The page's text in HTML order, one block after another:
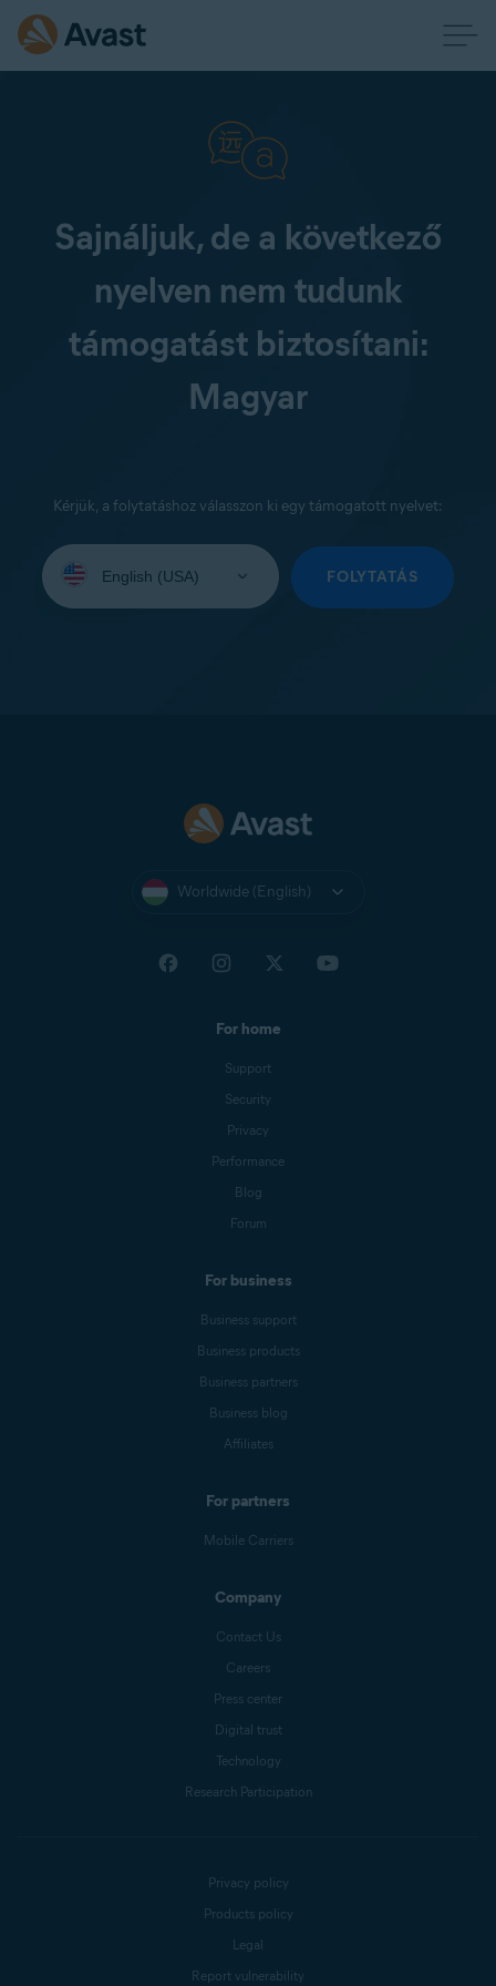
Sajnáljuk, de a következő
nyelven nem tudunk
támogatást biztosítani:
Magyar
Kérjük, a folytatáshoz válasszon ki egy támogatott nyelvet:
your
FOLYTATÁS
Worldwide (English)
For home
Support
Security
Privacy
Performance
Blog
Forum
For business
Business support
Business products
Business partners
Business blog
Affiliates
For partners
Mobile Carriers
Company
Contact Us
Careers
Press center
Digital trust
Technology
Research Participation
Privacy policy
Products policy
Legal
Report vulnerability